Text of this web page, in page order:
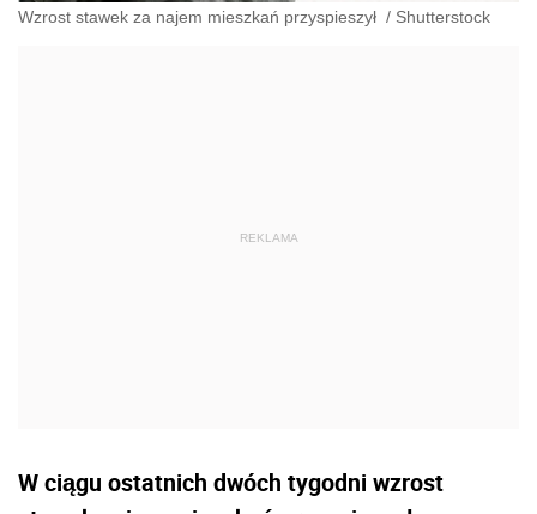
Wzrost stawek za najem mieszkań przyspieszył / Shutterstock
W ciągu ostatnich dwóch tygodni wzrost